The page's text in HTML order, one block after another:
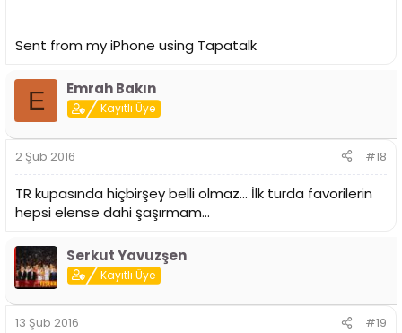
Sent from my iPhone using Tapatalk
E Emrah Bakın
Kayıtlı Üye
2 Şub 2016 #18
TR kupasında hiçbirşey belli olmaz... İlk turda favorilerin
hepsi elense dahi şaşırmam...
Serkut Yavuzşen
Kayıtlı Üye
13 Şub 2016 #19